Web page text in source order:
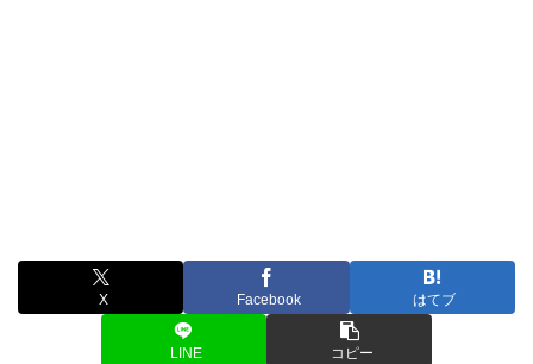
X Facebook はてブ
LINE コピー